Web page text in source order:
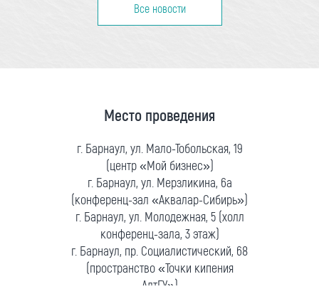
Все новости
Место проведения
г. Барнаул, ул. Мало-Тобольская, 19
(центр «Мой бизнес»)
г. Барнаул, ул. Мерзликина, 6а
(конференц-зал «Аквалар-Сибирь»)
г. Барнаул, ул. Молодежная, 5 (холл
конференц-зала, 3 этаж)
г. Барнаул, пр. Социалистический, 68
(пространство «Точки кипения
АлтГУ»)